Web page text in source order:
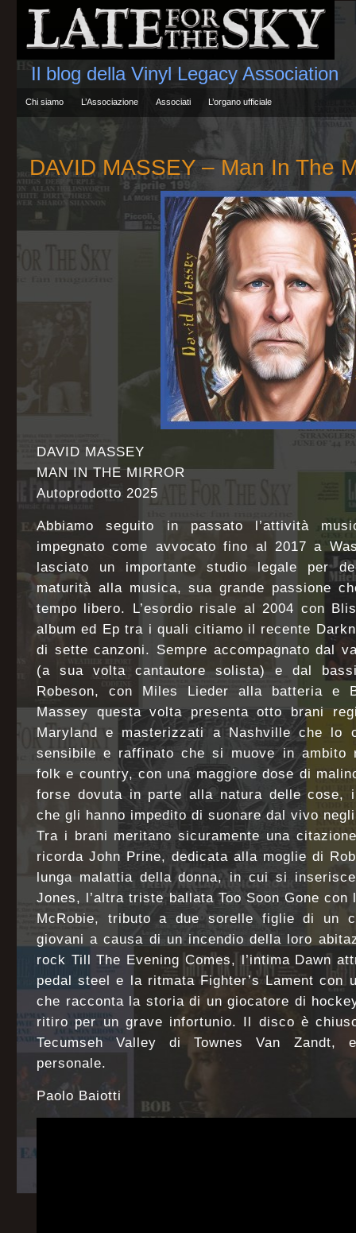
Il blog della Vinyl Legacy Association
Chi siamo L’Associazione Associati L’organo ufficiale
DAVID MASSEY – Man In The
DAVID MASSEY
MAN IN THE MIRROR
Autoprodotto 2025
Abbiamo seguito in passato l’attività
impegnato come avvocato fino al 2017 a
lasciato un importante studio legale per
maturità alla musica, sua grande passione
tempo libero. L’esordio risale al 2004 con
album ed Ep tra i quali citiamo il recente
di sette canzoni. Sempre accompagnato dal
(a sua volta cantautore solista) e dal
Robeson, con Miles Lieder alla batteria e
Massey questa volta presenta otto brani
Maryland e masterizzati a Nashville che lo
sensibile e raffinato che si muove in ambito
folk e country, con una maggiore dose di
forse dovuta in parte alla natura delle cose,
che gli hanno impedito di suonare dal vivo
Tra i brani meritano sicuramente una
ricorda John Prine, dedicata alla moglie di
lunga malattia della donna, in cui si
Jones, l’altra triste ballata Too Soon Gone
McRobie, tributo a due sorelle figlie di un
giovani a causa di un incendio della loro
rock Till The Evening Comes, l’intima Dawn
pedal steel e la ritmata Fighter’s Lament con
che racconta la storia di un giocatore di
ritiro per un grave infortunio. Il disco è
Tecumseh Valley di Townes Van Zandt,
personale.
Paolo Baiotti